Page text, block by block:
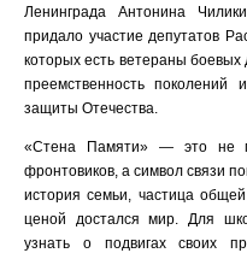
Ленинграда Антонина
придало участие депутатов
которых есть ветераны боевых
преемственность
защиты Отечества.
«Стена Памяти» — это не
фронтовиков, а символ связи
история семьи, частица
ценой достался мир. Для
узнать о подвигах своих